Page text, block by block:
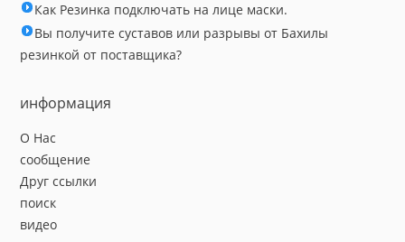
Как Резинка подключать на лице маски.
Вы получите суставов или разрывы от Бахилы
резинкой от поставщика?
информация
О Нас
сообщение
Друг ссылки
поиск
видео